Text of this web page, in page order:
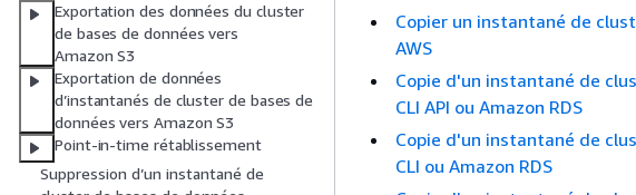
Exportation des données du cluster
de bases de données vers
Amazon S3
Exportation de données
d’instantanés de cluster de bases de
données vers Amazon S3
Point-in-time rétablissement
Suppression d’un instantané de
Copier un instantané de
AWS
Copie d'un instantané de
CLI API ou Amazon RDS
Copie d'un instantané de
CLI ou Amazon RDS